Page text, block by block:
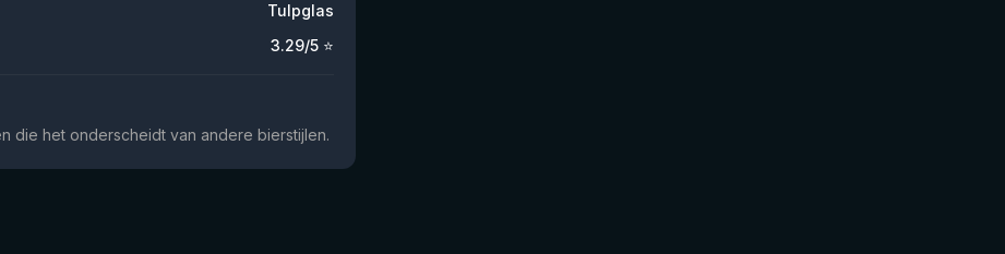
Tulpglas
3.29/5 ⭐
die het onderscheidt van andere bierstijlen.